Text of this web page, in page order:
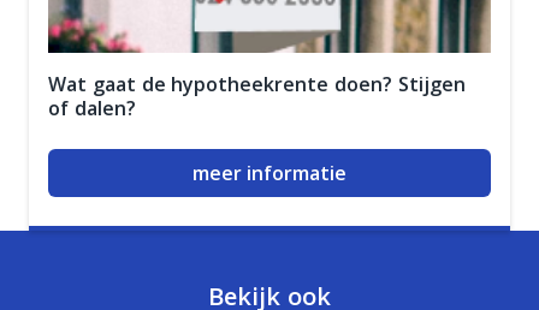
Wat gaat de hypotheekrente doen? Stijgen
of dalen?
meer informatie
Bekijk ook